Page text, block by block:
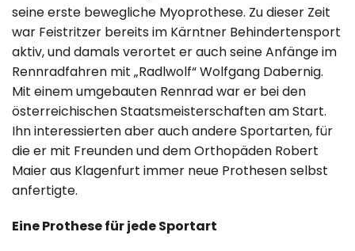
seine erste bewegliche Myoprothese. Zu dieser Zeit
war Feistritzer bereits im Kärntner Behindertensport
aktiv, und damals verortet er auch seine Anfänge im
Rennradfahren mit „Radlwolf“ Wolfgang Dabernig.
Mit einem umgebauten Rennrad war er bei den
österreichischen Staatsmeisterschaften am Start.
Ihn interessierten aber auch andere Sportarten, für
die er mit Freunden und dem Orthopäden Robert
Maier aus Klagenfurt immer neue Prothesen selbst
anfertigte.
Eine Prothese für jede Sportart